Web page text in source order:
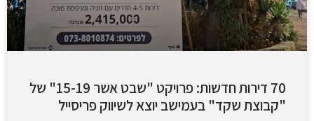
70 דירות חדשות: פרויקט "שבט אשר 15-19" של
"קבוצת שקד" בעמישב יוצא לשיווק פריסייל